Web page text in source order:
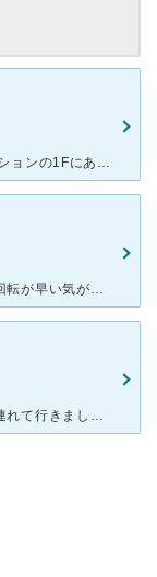
腰のあたりの皮膚が痛くて受診しました。 マンションの1Fにあり、分かりにくいです。 駐車場はありませんが、和歌山市役所の駐車場に停めて歩いて行ける距離です。 先生は女医さんで、和歌山弁全開！とい
いつも人が待っている人気の皮膚科です！でも回転が早い気がするのであまり待つようなイメージもありません。以前に通っていた皮膚科が2時間ほどまつようなところだったので、ここは待っても30分ほどかな？何度も
女医さんでサバサバしており話しやすい。子供連れて行きましたが丁寧に接してもらえて子どもも泣かずに受診できました。順番は予約制ではなく電話対応もよくて、受付の方も優しかったので、ギリギリの時間にはなりま